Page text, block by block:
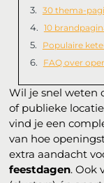
Wil je snel weten
of publieke
vind je een
van hoe
extra aandacht
feestdagen. Ook
30 thema-
10
Populaire
FAQ over